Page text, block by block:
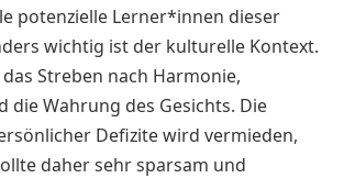
potenzielle Lerner*innen dieser
wichtig ist der kulturelle Kontext.
Streben nach Harmonie,
die Wahrung des Gesichts. Die
Defizite wird vermieden,
daher sehr sparsam und